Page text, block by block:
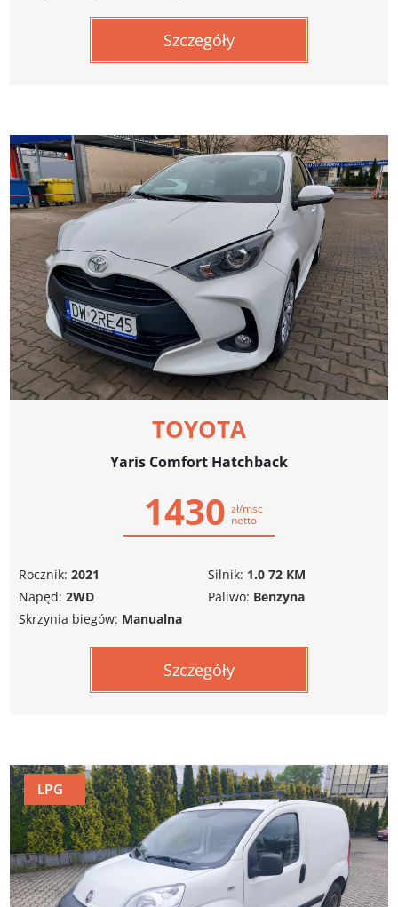
Szczegóły
TOYOTA
Yaris Comfort Hatchback
1430 zł/msc
netto
Rocznik: 2021
Napęd: 2WD
Silnik: 1.0 72 KM
Paliwo: Benzyna
Skrzynia biegów: Manualna
Szczegóły
LPG